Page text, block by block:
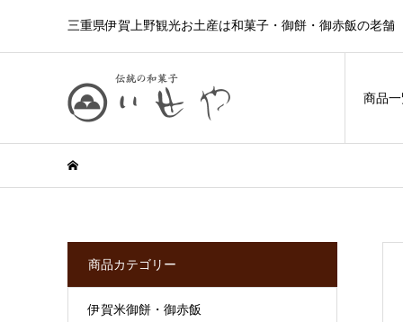
三重県伊賀上野観光お土産は和菓子・御餅・御赤飯の老舗
商品
商品カテゴリー
伊賀米御餅・御赤飯